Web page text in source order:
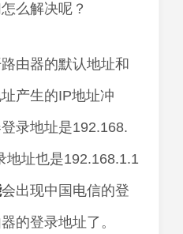
么解决呢？
由器的默认地址和
产生的IP地址冲
录地址是192.168.
地址也是192.168.1.1
会出现中国电信的登
的登录地址了。